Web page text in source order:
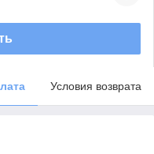
Условия возврата